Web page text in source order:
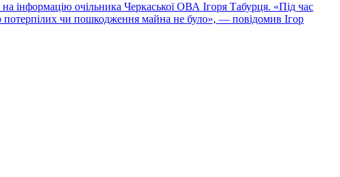
інформацію очільника Черкаської ОВА Ігоря Табурця. «Під час
чи пошкодження майна не було», — повідомив Ігор